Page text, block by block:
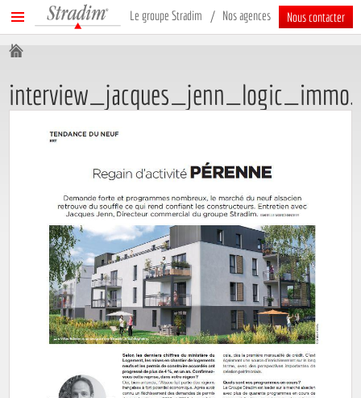
Stradim Le groupe Stradim Nos agences Nous contacter
Menu
principal
Vous êtes ici :